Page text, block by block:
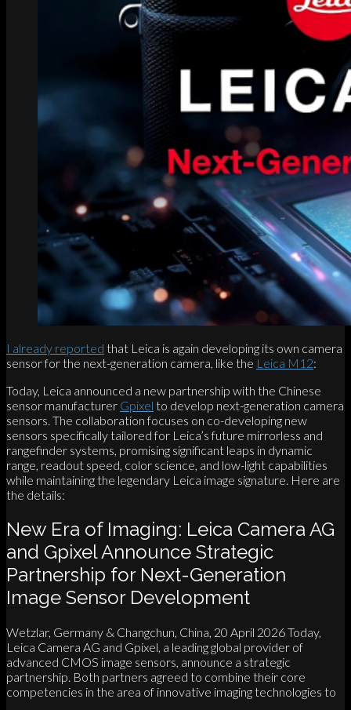
I already reported that Leica is again developing its own camera
sensor for the next-generation camera, like the Leica M12:
Today, Leica announced a new partnership with the Chinese
sensor manufacturer Gpixel to develop next-generation camera
sensors. The collaboration focuses on co-developing new
sensors specifically tailored for Leica’s future mirrorless and
rangefinder systems, promising significant leaps in dynamic
range, readout speed, color science, and low-light capabilities
while maintaining the legendary Leica image signature. Here are
the details:
New Era of Imaging: Leica Camera AG
and Gpixel Announce Strategic
Partnership for Next-Generation
Image Sensor Development
Wetzlar, Germany & Changchun, China, 20 April 2026 Today,
Leica Camera AG and Gpixel, a leading global provider of
advanced CMOS image sensors, announce a strategic
partnership. Both partners agreed to combine their core
competencies in the area of innovative imaging technologies to